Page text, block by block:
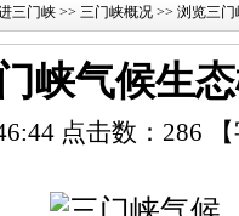
三门峡 >> 三门峡概况 >> 浏览三门
峡气候生
点击数： 286